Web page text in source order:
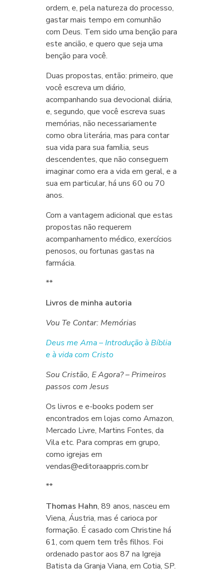
ordem, e, pela natureza do processo,
gastar mais tempo em comunhão
com Deus. Tem sido uma benção para
este ancião, e quero que seja uma
benção para você.
Duas propostas, então: primeiro, que
você escreva um diário,
acompanhando sua devocional diária,
e, segundo, que você escreva suas
memórias, não necessariamente
como obra literária, mas para contar
sua vida para sua família, seus
descendentes, que não conseguem
imaginar como era a vida em geral, e a
sua em particular, há uns 60 ou 70
anos.
Com a vantagem adicional que estas
propostas não requerem
acompanhamento médico, exercícios
penosos, ou fortunas gastas na
farmácia.
**
Livros de minha autoria
Vou Te Contar: Memórias
Deus me Ama – Introdução à Bíblia
e à vida com Cristo
Sou Cristão, E Agora? – Primeiros
passos com Jesus
Os livros e e-books podem ser
encontrados em lojas como Amazon,
Mercado Livre, Martins Fontes, da
Vila etc. Para compras em grupo,
como igrejas em
vendas@editoraappris.com.br
**
Thomas Hahn, 89 anos, nasceu em
Viena, Áustria, mas é carioca por
formação. É casado com Christine há
61, com quem tem três filhos. Foi
ordenado pastor aos 87 na Igreja
Batista da Granja Viana, em Cotia, SP.